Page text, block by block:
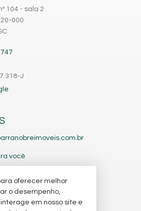
104 - sala 2
000
J
você
financeiros
oferecer melhor
o desempenho,
em nosso site e